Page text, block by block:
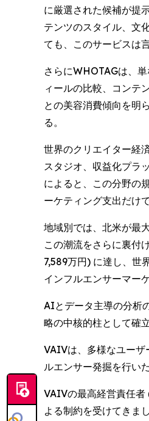
に厳選された候補が提
テンツのスタイル、文
ても、このサービスは
さらにWHOTAGは、
ィールの比較、コンテ
との美容消費傾向を明
る。
世界のクリエイター経
スタジオ、収益化プラ
によると、この分野の
ーケティング支出だけ
地域別では、北米が最
この潮流をさらに裏付
7,589万円) に達し、世
インフルエンサーマー
AIとデータ主導の分析
略の中核的柱として確
VAIVは、多様なユーザ
ルエンサー発掘を行い
VAIVの最高経営責任
よる制約を受けてきま